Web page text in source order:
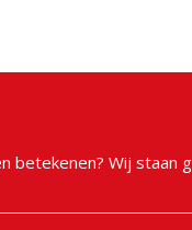
betekenen? Wij